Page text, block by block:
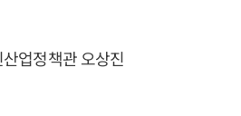
업정책관 오상진